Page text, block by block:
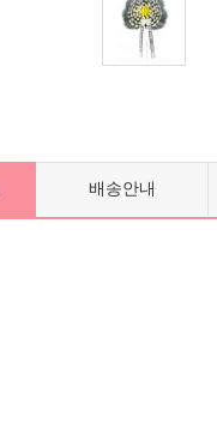
배송안내